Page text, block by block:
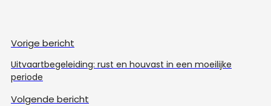
Vorige bericht
Uitvaartbegeleiding: rust en houvast in een moeilijke
periode
Volgende bericht